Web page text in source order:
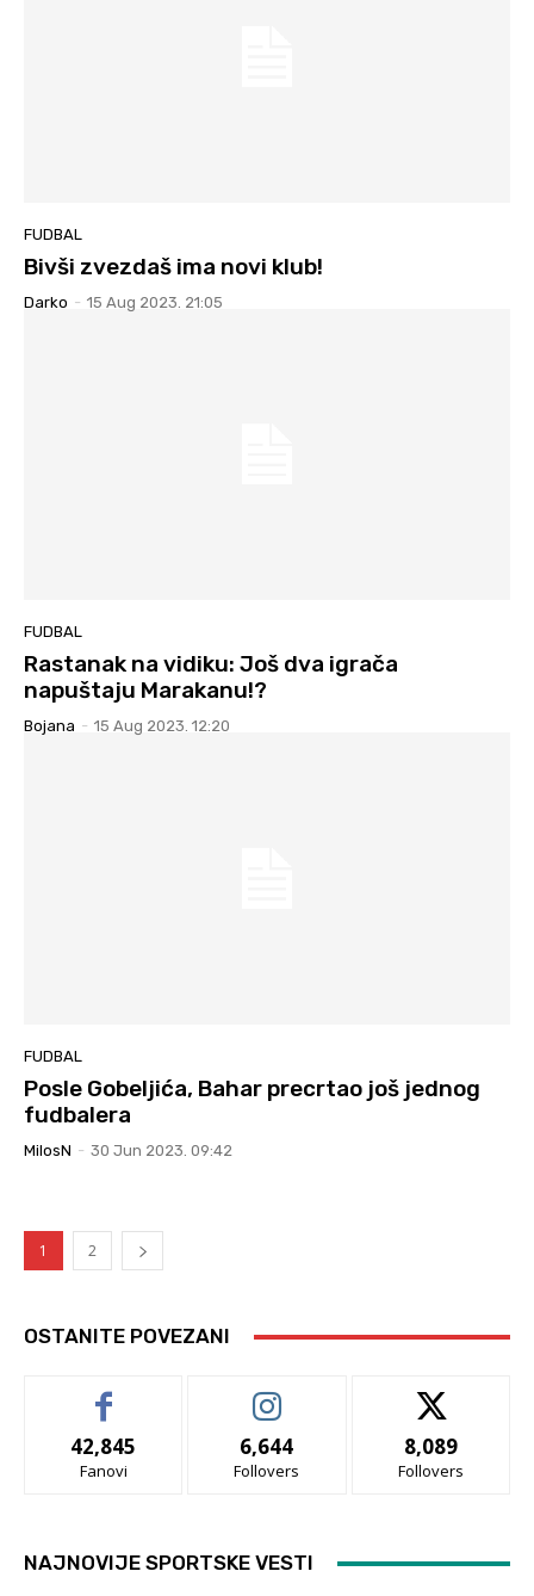
FUDBAL
Bivši zvezdaš ima novi klub!
Darko - 15 Aug 2023. 21:05
FUDBAL
Rastanak na vidiku: Još dva igrača
napuštaju Marakanu!?
Bojana - 15 Aug 2023. 12:20
FUDBAL
Posle Gobeljića, Bahar precrtao još jednog
fudbalera
MilosN - 30 Jun 2023. 09:42
1 2
OSTANITE POVEZANI
42,845
Fanovi
6,644
Follovers
8,089
Follovers
NAJNOVIJE SPORTSKE VESTI